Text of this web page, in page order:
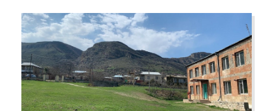
ACTUALITEIT
GEMEENSCHAP
EVENTS